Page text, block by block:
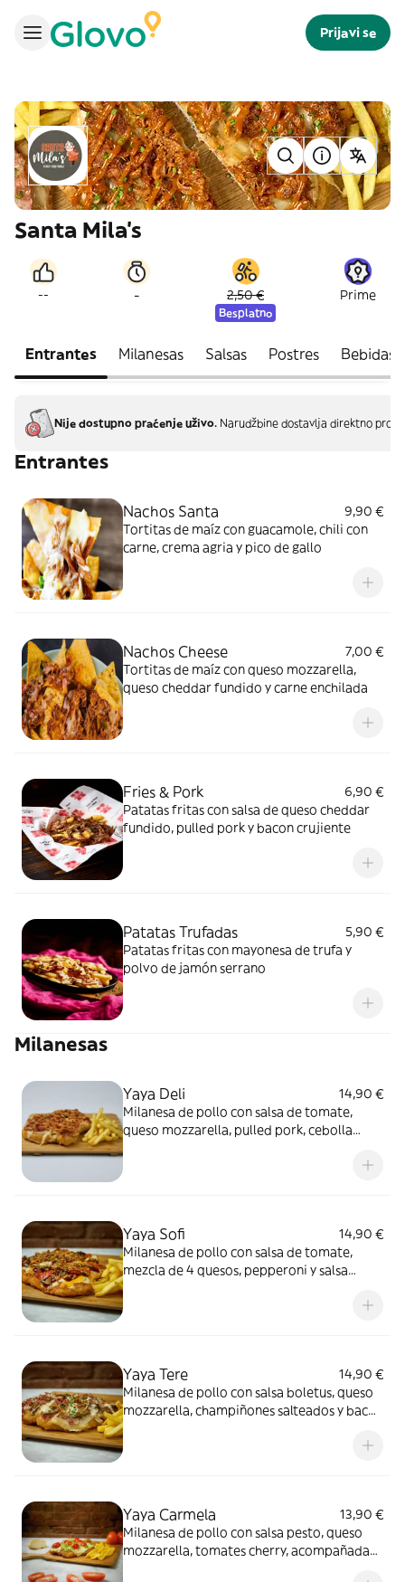
Prijavi se
Santa Mila's
-- - 2,50 €
Besplatno
Prime
Entrantes Milanesas Salsas Postres Bebidas
Nije dostupno praćenje uživo. Narudžbine dostavlja direktno
Entrantes
Nachos Santa
9,90 €
Tortitas de maíz con guacamole, chili con
carne, crema agria y pico de gallo
Nachos Cheese
7,00 €
Tortitas de maíz con queso mozzarella,
queso cheddar fundido y carne enchilada
Fries & Pork
6,90 €
Patatas fritas con salsa de queso cheddar
fundido, pulled pork y bacon crujiente
Patatas Trufadas
5,90 €
Patatas fritas con mayonesa de trufa y
polvo de jamón serrano
Milanesas
Yaya Deli
14,90 €
Milanesa de pollo con salsa de tomate,
queso mozzarella, pulled pork, cebolla
Yaya Sofi
14,90 €
Milanesa de pollo con salsa de tomate,
mezcla de 4 quesos, pepperoni y salsa
Yaya Tere
14,90 €
Milanesa de pollo con salsa boletus, queso
mozzarella, champiñones salteados y bacon
Yaya Carmela
13,90 €
Milanesa de pollo con salsa pesto, queso
mozzarella, tomates cherry, acompañada